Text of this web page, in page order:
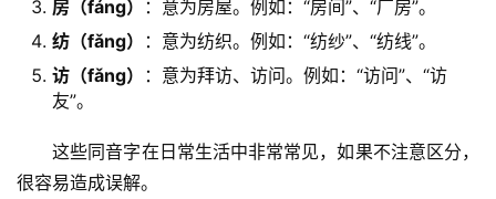
房（fáng）
：意为房屋。例如：“房间”、“厂房”。
纺（fǎng）
：意为纺织。例如：“纺纱”、“纺线”。
访（fǎng）
：意为拜访、访问。例如：“访问”、“访
友”。
这些同音字在日常生活中非常常见，如果不注意区分，
很容易造成误解。